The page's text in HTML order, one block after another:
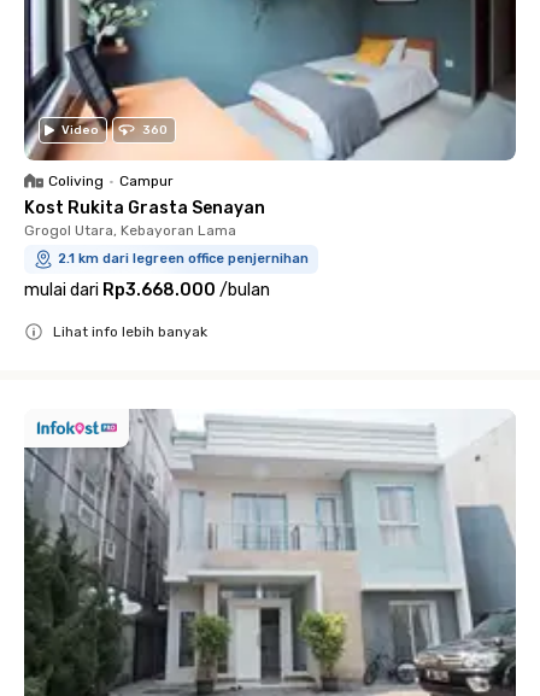
Video 360
Coliving • Campur
Kost Rukita Grasta Senayan
Grogol Utara, Kebayoran Lama
2.1 km dari legreen office penjernihan
mulai dari Rp3.668.000 /bulan
Lihat info lebih banyak